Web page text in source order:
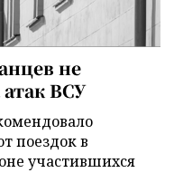
не
ВСУ
поездок в
участившихся